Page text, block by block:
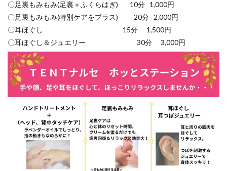
〇足裏もみもみ(足裏＋ふくらはぎ) 10分 1,000円
〇足裏もみもみ(特別ケアをプラス) 20分 2,000円
〇耳ほぐし 15分 1,500円
〇耳ほぐし＆ジュエリー 30分 3,000円